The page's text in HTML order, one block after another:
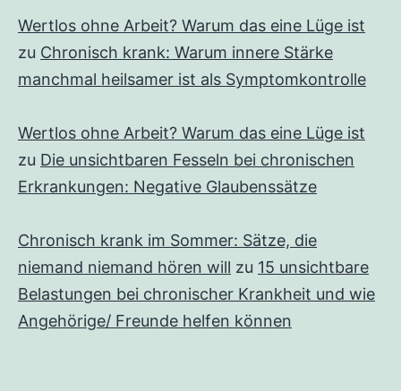
Wertlos ohne Arbeit? Warum das eine Lüge ist
zu Chronisch krank: Warum innere Stärke
manchmal heilsamer ist als Symptomkontrolle
Wertlos ohne Arbeit? Warum das eine Lüge ist
zu Die unsichtbaren Fesseln bei chronischen
Erkrankungen: Negative Glaubenssätze
Chronisch krank im Sommer: Sätze, die
niemand niemand hören will zu 15 unsichtbare
Belastungen bei chronischer Krankheit und wie
Angehörige/ Freunde helfen können